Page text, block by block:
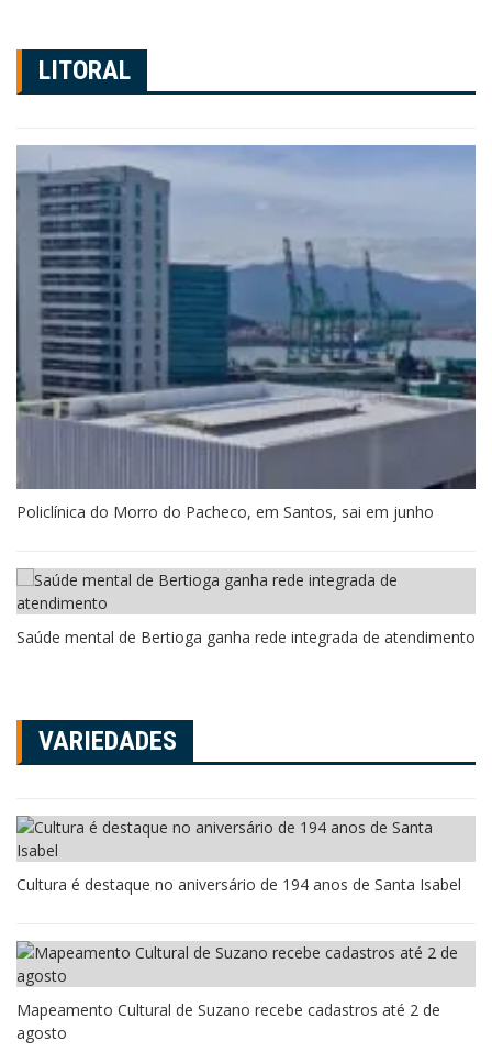
LITORAL
Policlínica do Morro do Pacheco, em Santos, sai em junho
Saúde mental de Bertioga ganha rede integrada de atendimento
VARIEDADES
Cultura é destaque no aniversário de 194 anos de Santa Isabel
Mapeamento Cultural de Suzano recebe cadastros até 2 de
agosto